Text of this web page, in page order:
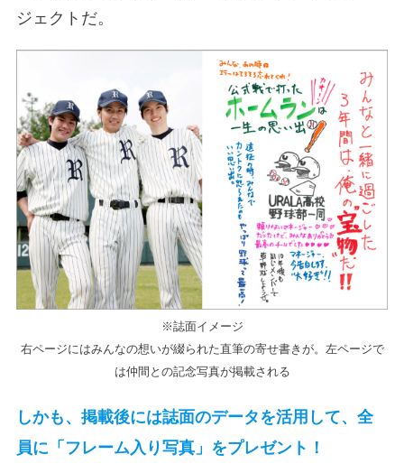
ジェクトだ。
※誌面イメージ
右ページにはみんなの想いが綴られた直筆の寄せ書きが。左ページで
は仲間との記念写真が掲載される
しかも、掲載後には誌面のデータを活用して、全
員に「フレーム入り写真」をプレゼント！